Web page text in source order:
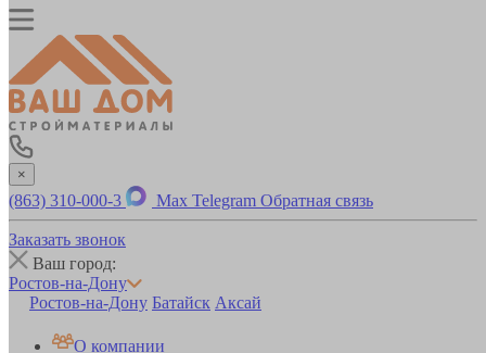
×
(863) 310-000-3 Max Telegram Обратная связь
Заказать звонок
Ваш город:
Ростов-на-Дону
Ростов-на-Дону Батайск Аксай
О компании